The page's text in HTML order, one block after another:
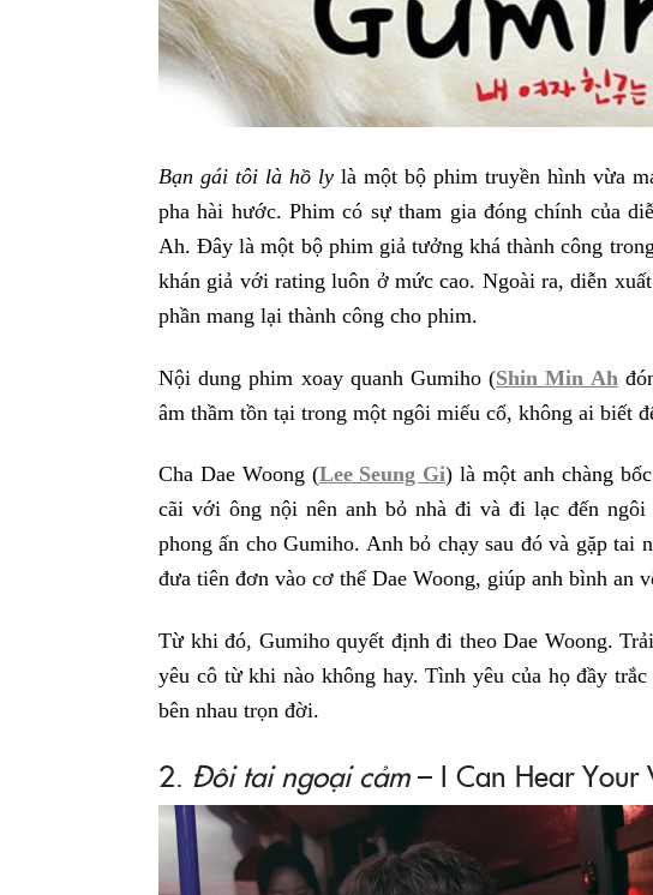
Bạn gái tôi là hồ ly là một bộ phim truyền hình vừa
pha hài hước. Phim có sự tham gia đóng chính của
Ah. Đây là một bộ phim giả tưởng khá thành công
khán giả với rating luôn ở mức cao. Ngoài ra, diễn
phần mang lại thành công cho phim.
Nội dung phim xoay quanh Gumiho (Shin Min Ah
âm thầm tồn tại trong một ngôi miếu cổ, không ai biết
Cha Dae Woong (Lee Seung Gi) là một anh chàng
cãi với ông nội nên anh bỏ nhà đi và đi lạc đến
phong ấn cho Gumiho. Anh bỏ chạy sau đó và gặp tai
đưa tiên đơn vào cơ thể Dae Woong, giúp anh bình an
Từ khi đó, Gumiho quyết định đi theo Dae Woong.
yêu cô từ khi nào không hay. Tình yêu của họ đầy
bên nhau trọn đời.
2. Đôi tai ngoại cảm– I Can Hear Your